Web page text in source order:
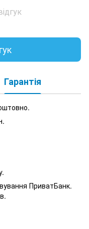
Гарантія
ПриватБанк.